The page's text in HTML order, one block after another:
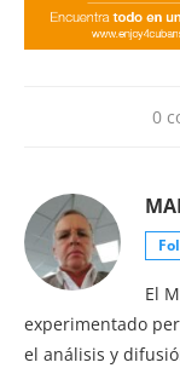
0
El
experimentado
el análisis y